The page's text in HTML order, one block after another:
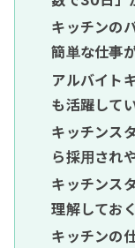
キッチンの
簡単な仕事
アルバイト
も活躍してい
キッチンス
ら採用され
キッチンス
理解してお
キッチンの